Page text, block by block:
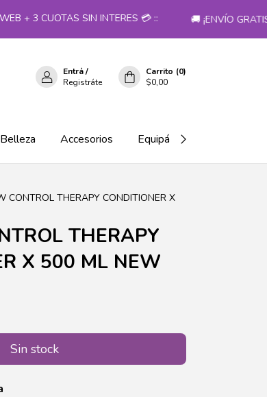
+ 3 CUOTAS SIN INTERES 💳 :: 🚚 ¡ENVÍO GRATIS
Entrá/
Registráte
Carrito (0)
$0,00
Accesorios Equipá tu salón!
CONTROL THERAPY CONDITIONER X
THERAPY
X 500 ML NEW